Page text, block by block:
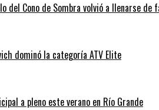
del Cono de Sombra volvió a llenarse de
dominó la categoría ATV Elite
a pleno este verano en Río Grande